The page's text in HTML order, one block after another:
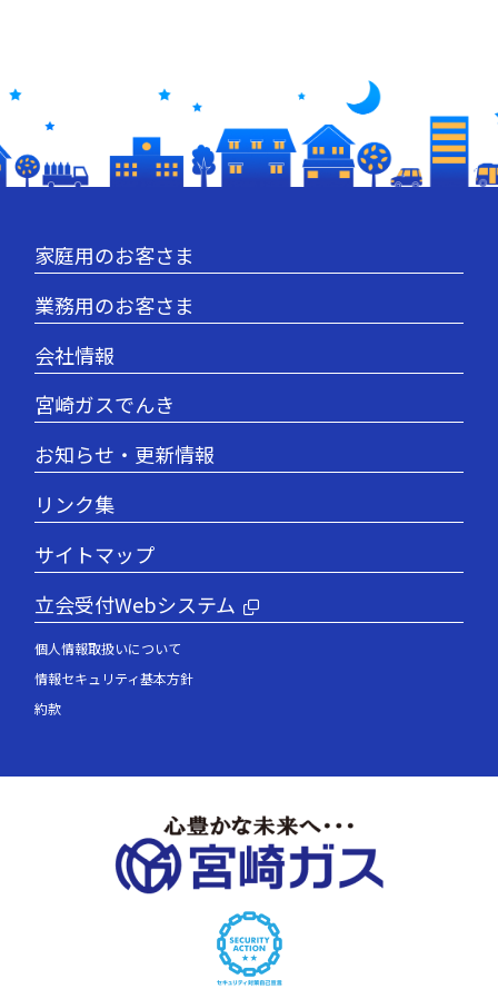
家庭用のお客さま
業務用のお客さま
会社情報
宮崎ガスでんき
お知らせ・更新情報
リンク集
サイトマップ
立会受付Webシステム
個人情報取扱いについて
情報セキュリティ基本方針
約款